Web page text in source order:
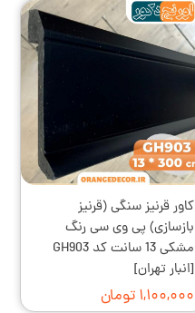
کاور قرنیز سنگی (قرنیز
بازسازی) پی وی سی رنگ
مشکی 13 سانت کد GH903
[انبار تهران]
۱,۱۰۰,۰۰۰ تومان